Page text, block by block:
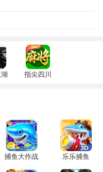
种，在形态和基础的生存
质和微型有机物，控制生
体型和能力的对比，可以
统会生成该次进化旅程的
指尖四川
捕鱼大作战
1.5112 手
乐乐捕鱼
9.2 安卓版